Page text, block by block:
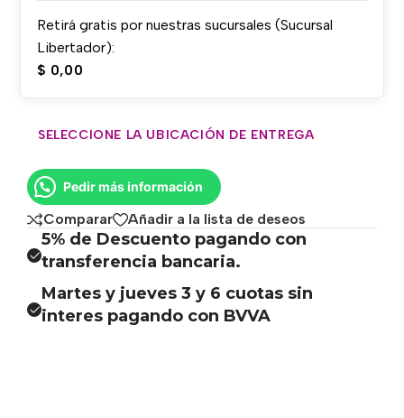
Retirá gratis por nuestras sucursales (Sucursal
Libertador):
$ 0,00
SELECCIONE LA UBICACIÓN DE ENTREGA
Pedir más información
Comparar Añadir a la lista de deseos
5% de Descuento pagando con
transferencia bancaria.
Martes y jueves 3 y 6 cuotas sin
interes pagando con BVVA